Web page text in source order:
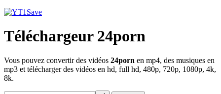
Téléchargeur 24porn
Vous pouvez convertir des vidéos 24porn en mp4, des musiques en
mp3 et télécharger des vidéos en hd, full hd, 480p, 720p, 1080p, 4k,
8k.